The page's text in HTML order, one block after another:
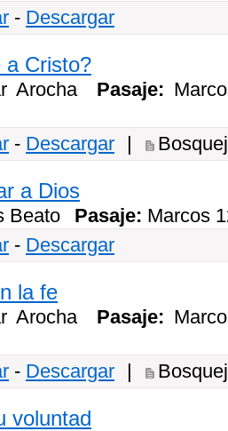
- Descargar
a Cristo?
Arocha Pasaje:
- Descargar |
a Dios
Beato Pasaje: Marcos
- Descargar
la fe
Arocha Pasaje:
- Descargar |
voluntad